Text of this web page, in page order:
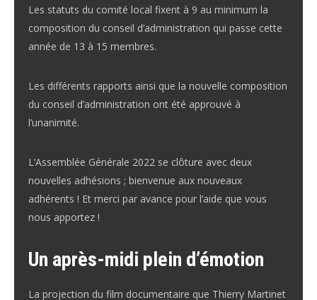
Les statuts du comité local fixent à 9 au minimum la
composition du conseil d’administration qui passe cette
année de 13 à 15 membres.
Les différents rapports ainsi que la nouvelle composition
du conseil d’administration ont été approuvé à
l’unanimité.
L’Assemblée Générale 2022 se clôture avec deux
nouvelles adhésions ; bienvenue aux nouveaux
adhérents ! Et merci par avance pour l’aide que vous
nous apportez !
Un après-midi plein d’émotion
La projection du film documentaire que Thierry Martinet